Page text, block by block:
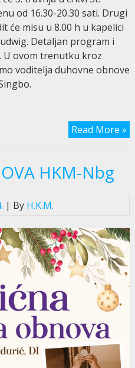
od 16.30-20.30 sati. Drugi
će misu u 8.00 h u kapelici
Detaljan program i
U ovom trenutku kroz
voditelja duhovne obnove
Read More »
HKM-Nbg
| By H.K.M.